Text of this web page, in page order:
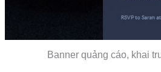
Banner quảng cáo, khai